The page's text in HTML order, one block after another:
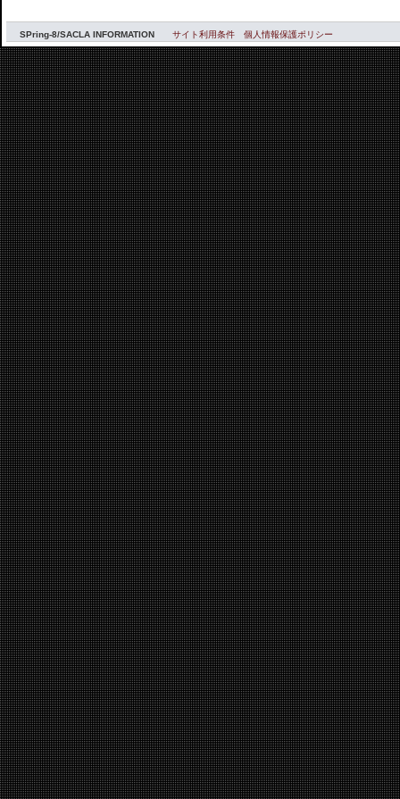
SPring-8/SACLA INFORMATION サイト利用条件 個人情報保護ポリシー